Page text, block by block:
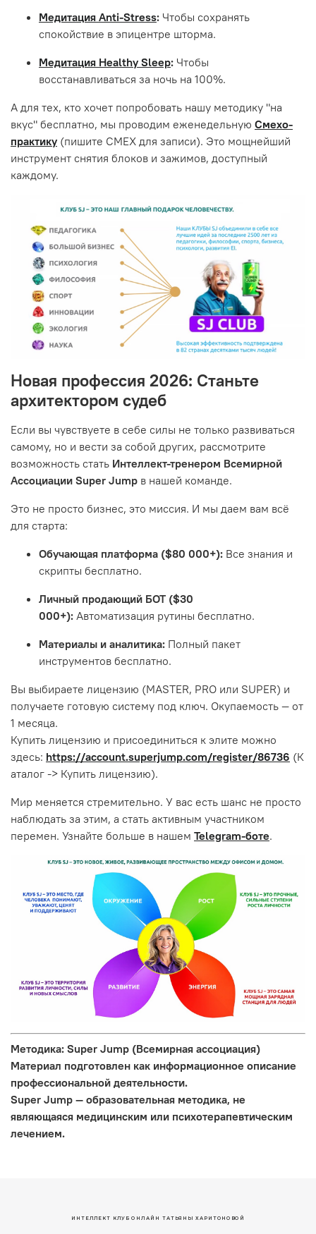
Медитация Anti-Stress: Чтобы сохранять
спокойствие в эпицентре шторма.
Медитация Healthy Sleep: Чтобы
восстанавливаться за ночь на 100%.
А для тех, кто хочет попробовать нашу методику "на
вкус" бесплатно, мы проводим еженедельную Смехо-
практику (пишите СМЕХ для записи). Это мощнейший
инструмент снятия блоков и зажимов, доступный
каждому.
Новая профессия 2026: Станьте
архитектором судеб
Если вы чувствуете в себе силы не только развиваться
самому, но и вести за собой других, рассмотрите
возможность стать Интеллект-тренером Всемирной
Ассоциации Super Jump в нашей команде.
Это не просто бизнес, это миссия. И мы даем вам всё
для старта:
Обучающая платформа ($80 000+): Все знания и
скрипты бесплатно.
Личный продающий БОТ ($30
000+): Автоматизация рутины бесплатно.
Материалы и аналитика: Полный пакет
инструментов бесплатно.
Вы выбираете лицензию (MASTER, PRO или SUPER) и
получаете готовую систему под ключ. Окупаемость — от
1 месяца.
Купить лицензию и присоединиться к элите можно
здесь: https://account.superjump.com/register/86736 (К
аталог -> Купить лицензию).
Мир меняется стремительно. У вас есть шанс не просто
наблюдать за этим, а стать активным участником
перемен. Узнайте больше в нашем Telegram-боте.
Методика: Super Jump (Всемирная ассоциация)
Материал подготовлен как информационное описание
профессиональной деятельности.
Super Jump — образовательная методика, не
являющаяся медицинским или психотерапевтическим
лечением.
ИНТЕЛЛЕКТ КЛУБ ОНЛАЙН ТАТЬЯНЫ ХАРИТОНОВОЙ